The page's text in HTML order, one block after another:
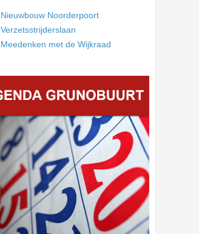
Nieuwbouw Noorderpoort
Verzetsstrijderslaan
Meedenken met de Wijkraad